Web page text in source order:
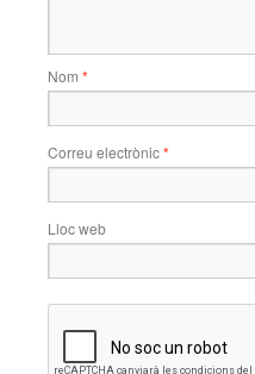
Nom *
Correu electrònic*
Lloc web